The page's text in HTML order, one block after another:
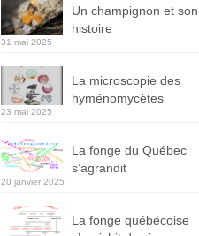
Un champignon et son
histoire
31 mai 2025
La microscopie des
hyménomycètes
23 mai 2025
La fonge du Québec
s’agrandit
20 janvier 2025
La fonge québécoise